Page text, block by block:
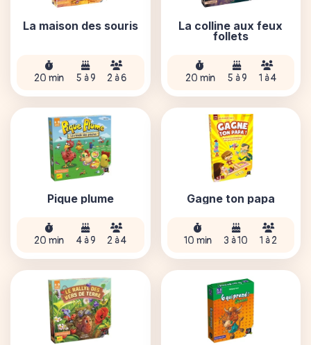
La maison des souris
20 min 5 à 9 2 à 6
La colline aux feux
follets
20 min 5 à 9 1 à 4
Pique plume
20 min 4 à 9 2 à 4
Gagne ton papa
10 min 3 à 10 1 à 2